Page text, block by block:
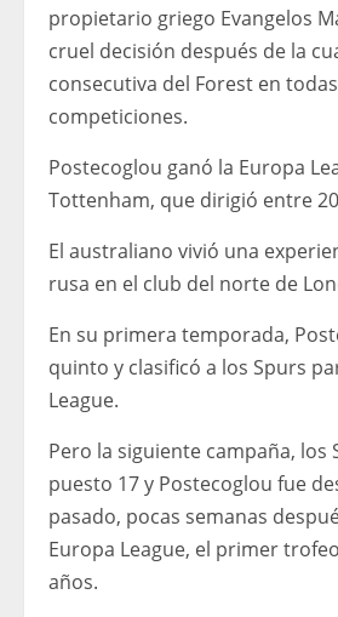
propietario griego Evangelos
cruel decisión después de la
consecutiva del Forest en
competiciones.
Postecoglou ganó la Europa
Tottenham, que dirigió entre
El australiano vivió una
rusa en el club del norte de
En su primera temporada,
quinto y clasificó a los Spurs
League.
Pero la siguiente campaña, los
puesto 17 y Postecoglou fue
pasado, pocas semanas
Europa League, el primer
años.